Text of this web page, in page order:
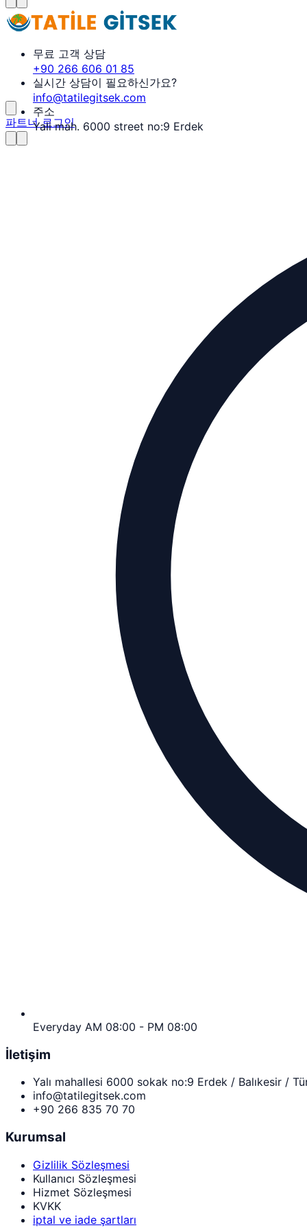
파트너 로그인
무료 고객 상담
+90 266 606 01 85
실시간 상담이 필요하신가요?
info@tatilegitsek.com
주소
Yali mah. 6000 street no:9 Erdek
Everyday AM 08:00 - PM 08:00
İletişim
Yalı mahallesi 6000 sokak no:9 Erdek / Balıkesir /
info@tatilegitsek.com
+90 266 835 70 70
Kurumsal
Gizlilik Sözleşmesi
Kullanıcı Sözleşmesi
Hizmet Sözleşmesi
KVKK
iptal ve iade şartları